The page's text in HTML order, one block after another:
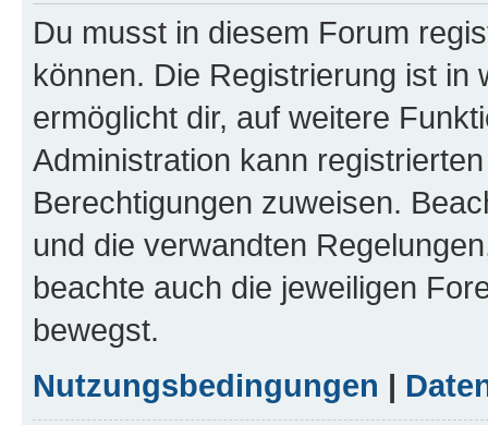
Du musst in diesem Forum
können. Die Registrierung ist in
ermöglicht dir, auf weitere
Administration kann
Berechtigungen zuweisen.
und die verwandten
beachte auch die jeweiligen
bewegst.
Nutzungsbedingungen |